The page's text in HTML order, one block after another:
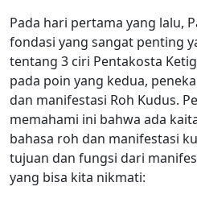
Pada hari pertama yang lalu,
fondasi yang sangat penting
tentang 3 ciri Pentakosta
pada poin yang kedua,
dan manifestasi Roh Kudus.
memahami ini bahwa ada
bahasa roh dan manifestasi
tujuan dan fungsi dari
yang bisa kita nikmati: